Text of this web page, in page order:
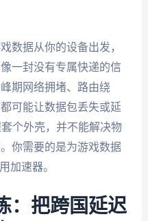
数据从你的设备出发，
一封没有专属快递的信
期网络拥堵、路由绕
可能让数据包丢失或延
个外壳，并不能解决物
你需要的是为游戏数据
加速器。
：把跨国延迟